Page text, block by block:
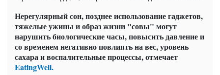
Нерегулярный сон, позднее использование гаджетов,
тяжелые ужины и образ жизни "совы" могут
нарушить биологические часы, повысить давление и
со временем негативно повлиять на вес, уровень
сахара и воспалительные процессы, отмечает
EatingWell.